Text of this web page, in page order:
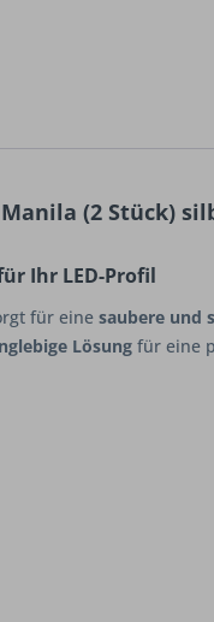
(2 Stück)
Ihr LED-Profil
für eine saubere und
Lösung für eine